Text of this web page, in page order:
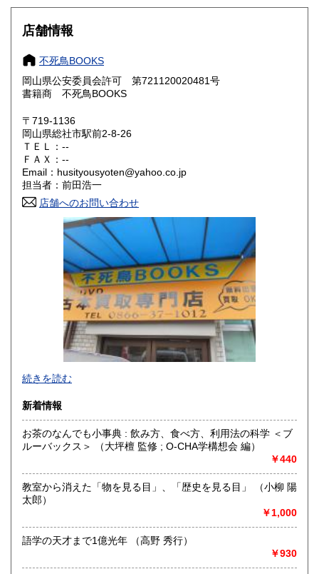
300円 300円
岐阜県
愛知県
滋賀県 300円
大阪府 300円
奈良県
鳥取県
300円 広島県
300円 徳島県
300円 愛媛県
300円 福岡県
300円 長崎県
熊本県
宮崎県
沖縄県 300円
店舗情報
不死鳥BOOKS
岡山県公安委員会許可 第721120020481号
書籍商 不死鳥BOOKS
〒719-1136
岡山県総社市駅前2-8-26
ＴＥＬ：--
ＦＡＸ：--
Email：husityousyoten@yahoo.co.jp
担当者：前田浩一
店舗へのお問い合わせ
不死鳥BOOKSでは、書籍だけでなくCD、DVD、レコード、
ゲーム、おもちゃ、骨董品まであらゆるものの買い取りがで
にお問い合わせください。出張費は、無料です。
沿線名：伯備線・桃太郎線(吉備線)
最寄駅：総社駅
定休日：年中無休
書籍の買取について
不死鳥BOOKSでは、書籍だけでなくCD、DVD、レコード、
ゲーム、おもちゃ、骨董品まであらゆるものの買い取りがで
きます。店主が、日本全国買取にお伺いいたします。お気軽
続きを読む
新着情報
お茶のなんでも小事典 : 飲み方、食べ方、利用法の科学 ＜ブ
ルーバックス＞ （大坪檀 監修 ; O-CHA学構想会 編）
￥440
教室から消えた「物を見る目」、「歴史を見る目」 （小柳 陽
太郎）
￥1,000
語学の天才まで1億光年 （高野 秀行）
￥930